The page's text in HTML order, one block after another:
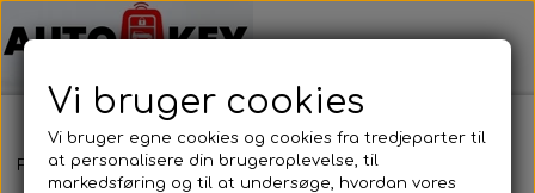
Forside Bilnøgler Kia Nøglehus Kia - Nøglehus
Vi bruger cookies
Vi bruger egne cookies og cookies fra tredjeparter til
at personalisere din brugeroplevelse, til
markedsføring og til at undersøge, hvordan vores